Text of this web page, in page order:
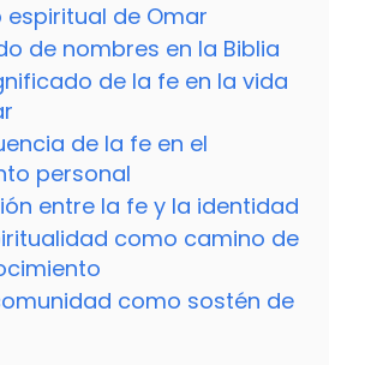
espiritual de Omar
de nombres en la Biblia
de la fe en la vida
de la fe en el
personal
entre la fe y la identidad
como camino de
como sostén de